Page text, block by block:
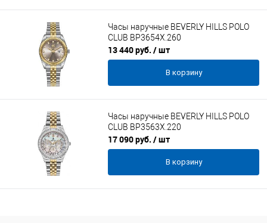
Часы наручные BEVERLY HILLS POLO
CLUB BP3654X.260
13 440 руб. / шт
В корзину
Часы наручные BEVERLY HILLS POLO
CLUB BP3563X.220
17 090 руб. / шт
В корзину